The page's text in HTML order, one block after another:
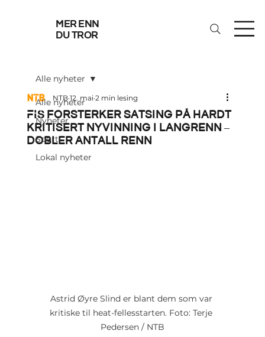
mer enn
du tror
Alle nyheter
Nyheter
Sport
Lokal nyheter
Alle nyheter
FIS forsterker satsing på hardt
kritisert nyvinning i langrenn –
dobler antall renn
NTB 12. mai 2 min lesing
Astrid Øyre Slind er blant dem som var
kritiske til heat-fellesstarten. Foto: Terje
Pedersen / NTB